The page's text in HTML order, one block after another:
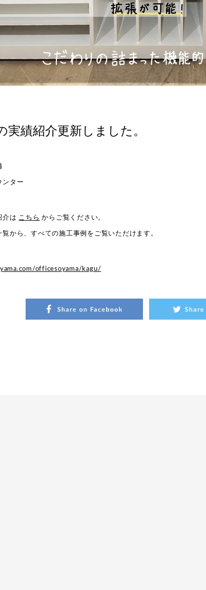
実績紹介更新しました。
ンター
介は こちら からご覧ください。
覧から、すべての施工事例をご覧いただけます。
officesoyama/kagu/